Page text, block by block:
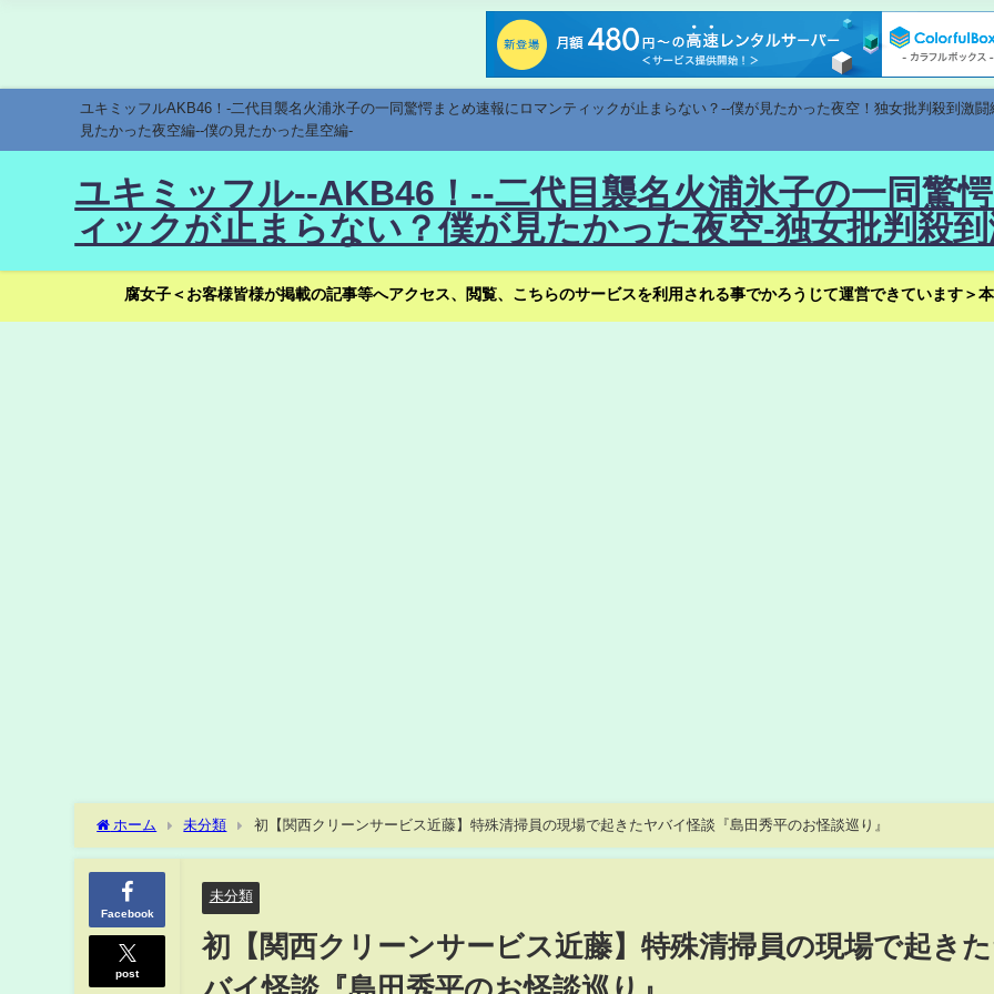
ユキミッフルAKB46！-二代目襲名火浦氷子の一同驚愕まとめ速報にロマンティックが止まらない？--僕が見たかった夜空！独女批判殺到激
見たかった夜空編--僕の見たかった星空編-
ユキミッフル--AKB46！--二代目襲名火浦氷子の一同驚
ィックが止まらない？僕が見たかった夜空-独女批判殺
腐女子＜お客様皆様が掲載の記事等へアクセス、閲覧、こちらのサービスを利用される事でかろうじて運営できています＞
ホーム 未分類 初【関西クリーンサービス近藤】特殊清掃員の現場で起きたヤバイ怪談『島田秀平のお怪談巡り』
Facebook
post
未分類
初【関西クリーンサービス近藤】特殊清掃員の現場で起き
バイ怪談『島田秀平のお怪談巡り』